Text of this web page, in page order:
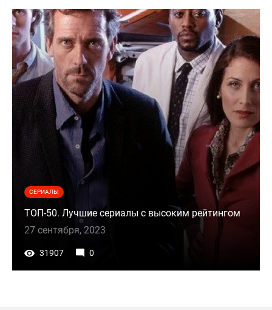
СЕРИАЛЫ
ТОП-50. Лучшие сериалы с высоким рейтингом
27 сентября, 2023
31907 0